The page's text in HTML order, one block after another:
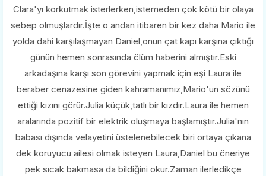
Clara'yı korkutmak isterlerken,istemeden çok kötü bir olaya
sebep olmuşlardır.İşte o andan itibaren bir kez daha Mario ile
yolda dahi karşılaşmayan Daniel,onun çat kapı karşına çıktığı
günün hemen sonrasında ölüm haberini almıştır.Eski
arkadaşına karşı son görevini yapmak için eşi Laura ile
beraber cenazesine giden kahramanımız,Mario'un sözünü
ettiği kızını görür.Julia küçük,tatlı bir kızdır.Laura ile hemen
aralarında pozitif bir elektrik oluşmaya başlamıştır.Julia'nın
babası dışında velayetini üstelenebilecek biri ortaya çıkana
dek koruyucu ailesi olmak isteyen Laura,Daniel bu öneriye
pek sıcak bakmasa da bildiğini okur.Zaman ilerledikçe